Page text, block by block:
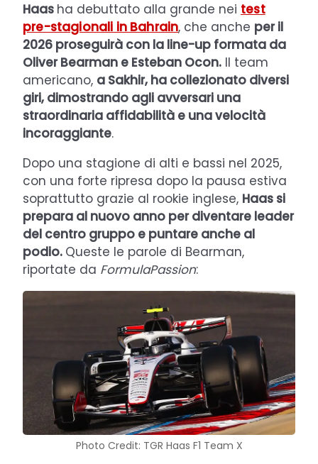
Haas ha debuttato alla grande nei test
pre-stagionali in Bahrain, che anche per il
2026 proseguirà con la line-up formata da
Oliver Bearman e Esteban Ocon. Il team
americano, a Sakhir, ha collezionato diversi
giri, dimostrando agli avversari una
straordinaria affidabilità e una velocità
incoraggiante.
Dopo una stagione di alti e bassi nel 2025,
con una forte ripresa dopo la pausa estiva
soprattutto grazie al rookie inglese, Haas si
prepara al nuovo anno per diventare leader
del centro gruppo e puntare anche al
podio. Queste le parole di Bearman,
riportate da FormulaPassion:
Photo Credit: TGR Haas F1 Team X